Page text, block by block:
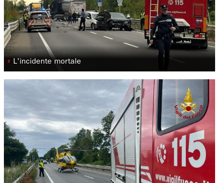
◗ L'incidente mortale